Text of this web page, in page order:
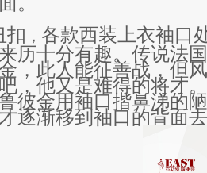
扣 ， 各款西装上衣袖口
历十分有趣。传说法
，此人能征善战，但
，他又是难得的将才
彼金用袖口揩鼻涕的
逐渐移到袖口的背面